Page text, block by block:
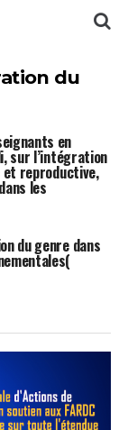
du
en
sur l’intégration
et reproductive,
les
du genre dans